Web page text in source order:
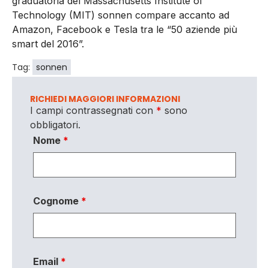
Technology (MIT) sonnen compare accanto ad
Amazon, Facebook e Tesla tra le “50 aziende più
smart del 2016”.
Tag: sonnen
RICHIEDI MAGGIORI INFORMAZIONI
I campi contrassegnati con * sono
obbligatori.
Nome *
Cognome *
Email *